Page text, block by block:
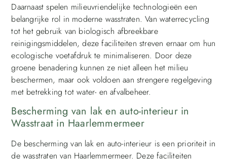
Daarnaast spelen milieuvriendelijke technologieën een
belangrijke rol in moderne wasstraten. Van waterrecycling
tot het gebruik van biologisch afbreekbare
reinigingsmiddelen, deze faciliteiten streven ernaar om hun
ecologische voetafdruk te minimaliseren. Door deze
groene benadering kunnen ze niet alleen het milieu
beschermen, maar ook voldoen aan strengere regelgeving
met betrekking tot water- en afvalbeheer.
Bescherming van lak en auto-interieur in
Wasstraat in Haarlemmermeer
De bescherming van lak en auto-interieur is een prioriteit in
de wasstraten van Haarlemmermeer. Deze faciliteiten